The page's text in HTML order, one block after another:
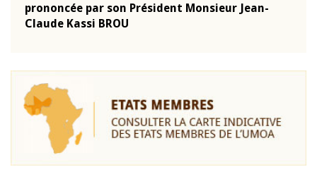
prononcée par son Président Monsieur Jean-
Claude Kassi BROU